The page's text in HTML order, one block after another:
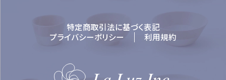
特定商取引法に基づく表記
プライバシーポリシー
利用規約